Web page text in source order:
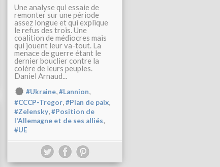
Une analyse qui essaie de
remonter sur une période
assez longue et qui explique
le refus des trois. Une
coalition de médiocres mais
qui jouent leur va-tout. La
menace de guerre étant le
dernier bouclier contre la
colère de leurs peuples.
Daniel Arnaud...
#Ukraine,#Lannion,
#CCCP-Tregor,#Plan de paix,
#Zelensky,#Position de
l'Allemagne et de ses alliés,
#UE